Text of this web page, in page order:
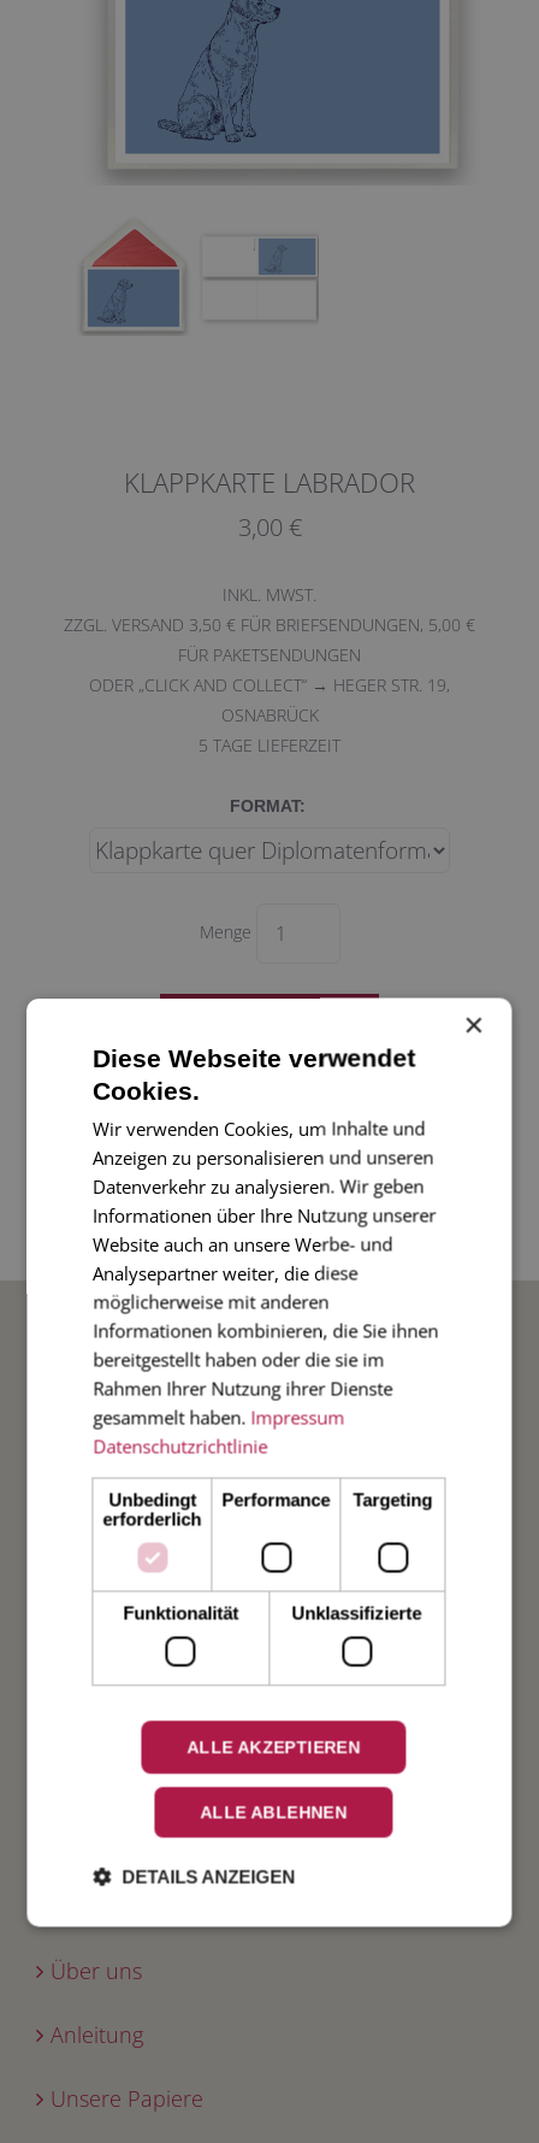
KLAPPKARTE LABRADOR
3,00 €
INKL. MWST.
ZZGL. VERSAND 3,50 € FÜR BRIEFSENDUNGEN, 5,00 €
FÜR PAKETSENDUNGEN
ODER „CLICK AND COLLECT“ → HEGER STR. 19,
OSNABRÜCK
5 TAGE LIEFERZEIT
FORMAT:
Menge
Der Labrador ist ein Familienhund. Dieses ist
die optimale Grußkarte für alle Freunde der
Labradore. 4-seitige Klappkarte im
Diplomatenformat, 17 x 11 cm, mit
gefüttertem Umschlag, Innenfarbe rot
BELIEBTE ANLÄSSE
Hochzeit
Weihnachten
Taufe
Geburt
Über uns
Anleitung
Unsere Papiere
×
Diese Webseite verwendet
Cookies.
Wir verwenden Cookies, um Inhalte und
Anzeigen zu personalisieren und unseren
Datenverkehr zu analysieren. Wir geben
Informationen über Ihre Nutzung unserer
Website auch an unsere Werbe- und
Analysepartner weiter, die diese
möglicherweise mit anderen
Informationen kombinieren, die Sie ihnen
bereitgestellt haben oder die sie im
Rahmen Ihrer Nutzung ihrer Dienste
gesammelt haben. Impressum
Datenschutzrichtlinie
Unbedingt
erforderlich
Performance Targeting
Funktionalität Unklassifizierte
ALLE AKZEPTIEREN
ALLE ABLEHNEN
DETAILS ANZEIGEN